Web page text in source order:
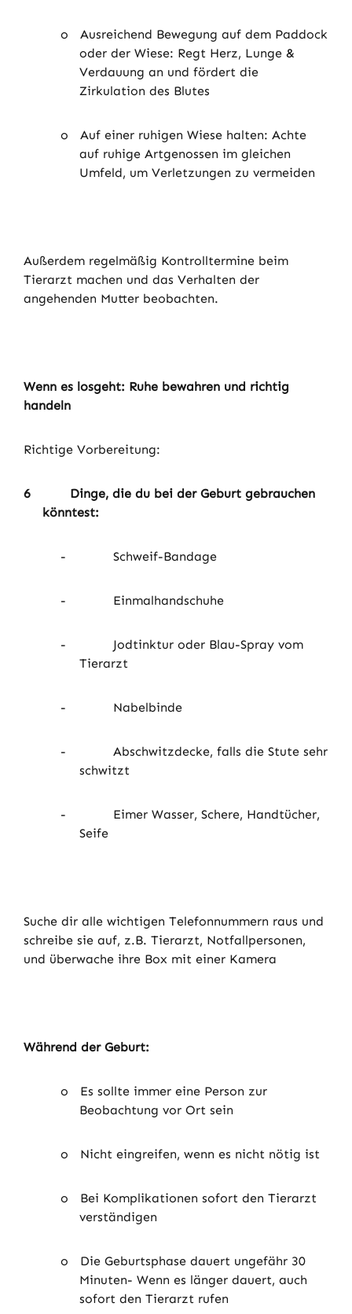
o
Ausreichend Bewegung auf dem Paddock
oder der Wiese: Regt Herz, Lunge &
Verdauung an und fördert die
Zirkulation des Blutes
o
Auf einer ruhigen Wiese halten: Achte
auf ruhige Artgenossen im gleichen
Umfeld, um Verletzungen zu vermeiden
Außerdem regelmäßig Kontrolltermine beim
Tierarzt machen und das Verhalten der
angehenden Mutter beobachten.
Wenn es losgeht: Ruhe bewahren und richtig
handeln
Richtige Vorbereitung:
6
Dinge, die du bei der Geburt gebrauchen
könntest:
- Schweif-Bandage
- Einmalhandschuhe
-
Jodtinktur oder Blau-Spray vom
Tierarzt
- Nabelbinde
-
Abschwitzdecke, falls die Stute sehr
schwitzt
-
Eimer Wasser, Schere, Handtücher,
Seife
Suche dir alle wichtigen Telefonnummern raus und
schreibe sie auf, z.B. Tierarzt, Notfallpersonen,
und überwache ihre Box mit einer Kamera
Während der Geburt:
o
Es sollte immer eine Person zur
Beobachtung vor Ort sein
o Nicht eingreifen, wenn es nicht nötig ist
o
Bei Komplikationen sofort den Tierarzt
verständigen
o
Die Geburtsphase dauert ungefähr 30
Minuten- Wenn es länger dauert, auch
sofort den Tierarzt rufen